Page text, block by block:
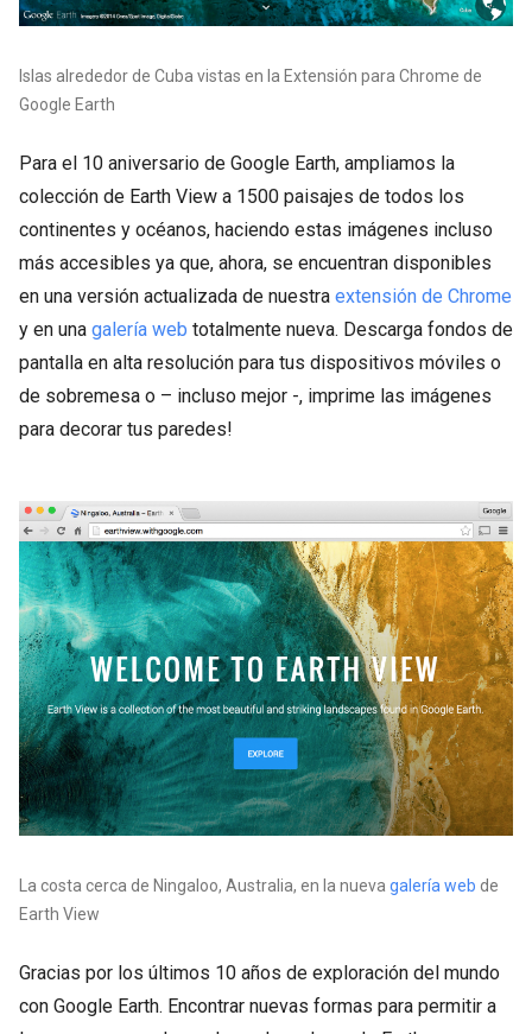
Islas alrededor de Cuba vistas en la Extensión para Chrome de
Google Earth
Para el 10 aniversario de Google Earth, ampliamos la
colección de Earth View a 1500 paisajes de todos los
continentes y océanos, haciendo estas imágenes incluso
más accesibles ya que, ahora, se encuentran disponibles
en una versión actualizada de nuestra extensión de Chrome
y en una galería web totalmente nueva. Descarga fondos de
pantalla en alta resolución para tus dispositivos móviles o
de sobremesa o – incluso mejor -, imprime las imágenes
para decorar tus paredes!
La costa cerca de Ningaloo, Australia, en la nueva galería web de
Earth View
Gracias por los últimos 10 años de exploración del mundo
con Google Earth. Encontrar nuevas formas para permitir a